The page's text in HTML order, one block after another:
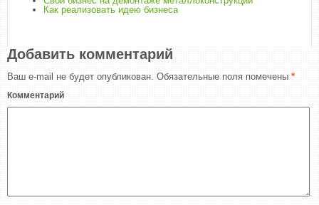
Как реализовать идею бизнеса
Добавить комментарий
Ваш e-mail не будет опубликован. Обязательные поля помечены *
Комментарий